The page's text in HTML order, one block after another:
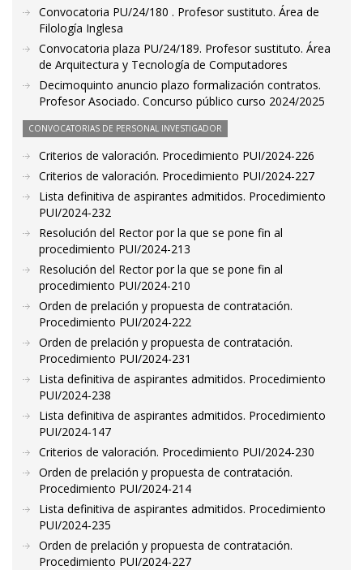
Convocatoria PU/24/180 . Profesor sustituto. Área de
Filología Inglesa
Convocatoria plaza PU/24/189. Profesor sustituto. Área
de Arquitectura y Tecnología de Computadores
Decimoquinto anuncio plazo formalización contratos.
Profesor Asociado. Concurso público curso 2024/2025
CONVOCATORIAS DE PERSONAL INVESTIGADOR
Criterios de valoración. Procedimiento PUI/2024-226
Criterios de valoración. Procedimiento PUI/2024-227
Lista definitiva de aspirantes admitidos. Procedimiento
PUI/2024-232
Resolución del Rector por la que se pone fin al
procedimiento PUI/2024-213
Resolución del Rector por la que se pone fin al
procedimiento PUI/2024-210
Orden de prelación y propuesta de contratación.
Procedimiento PUI/2024-222
Orden de prelación y propuesta de contratación.
Procedimiento PUI/2024-231
Lista definitiva de aspirantes admitidos. Procedimiento
PUI/2024-238
Lista definitiva de aspirantes admitidos. Procedimiento
PUI/2024-147
Criterios de valoración. Procedimiento PUI/2024-230
Orden de prelación y propuesta de contratación.
Procedimiento PUI/2024-214
Lista definitiva de aspirantes admitidos. Procedimiento
PUI/2024-235
Orden de prelación y propuesta de contratación.
Procedimiento PUI/2024-227